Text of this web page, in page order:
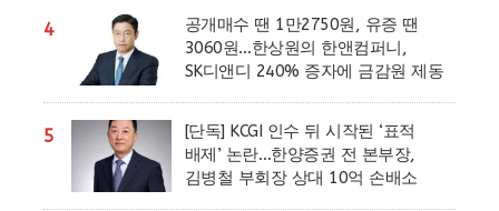
4
공개매수 땐 1만2750원, 유증 땐
3060원…한상원의 한앤컴퍼니,
SK디앤디 240% 증자에 금감원 제동
5
[단독] KCGI 인수 뒤 시작된 ‘표적
배제’ 논란…한양증권 전 본부장,
김병철 부회장 상대 10억 손배소